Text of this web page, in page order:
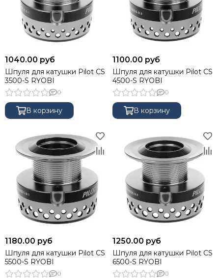
1040.00 руб
Шпуля для катушки Pilot CS
3500-S RYOBI
0
В корзину
1100.00 руб
Шпуля для катушки Pilot CS
4500-S RYOBI
0
В корзину
1180.00 руб
Шпуля для катушки Pilot CS
5500-S RYOBI
0
1250.00 руб
Шпуля для катушки Pilot CS
6500-S RYOBI
0